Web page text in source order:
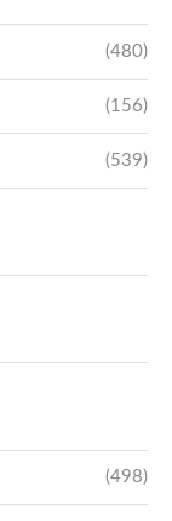
(480)
(156)
(539)
(498)